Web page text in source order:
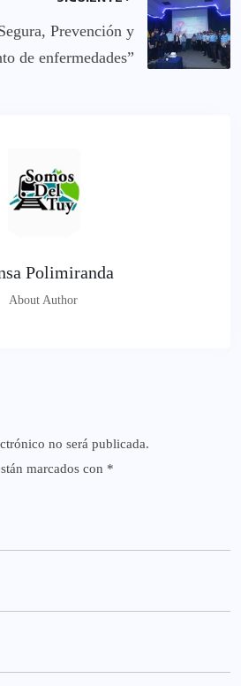
Prevención y
de enfermedades”
Polimiranda
About Author
no será publicada.
marcados con *